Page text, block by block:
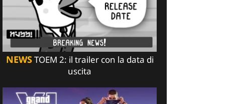
NEWSTOEM 2: il trailer con la data di
uscita